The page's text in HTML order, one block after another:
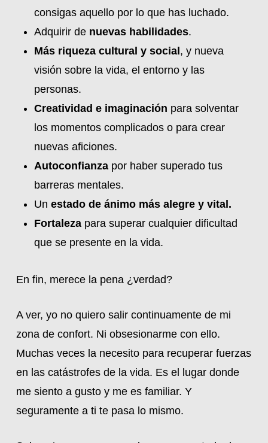
consigas aquello por lo que has luchado.
Adquirir de nuevas habilidades.
Más riqueza cultural y social , y nueva
visión sobre la vida, el entorno y las
personas.
Creatividad e imaginación para solventar
los momentos complicados o para crear
nuevas aficiones.
Autoconfianza por haber superado tus
barreras mentales.
Un estado de ánimo más alegre y vital.
Fortaleza para superar cualquier dificultad
que se presente en la vida.
En fin, merece la pena ¿verdad?
A ver, yo no quiero salir continuamente de mi
zona de confort. Ni obsesionarme con ello.
Muchas veces la necesito para recuperar fuerzas
en las catástrofes de la vida. Es el lugar donde
me siento a gusto y me es familiar. Y
seguramente a ti te pasa lo mismo.